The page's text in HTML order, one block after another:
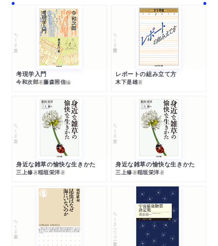
ちくま文庫
考現学入門
今和次郎著藤森照信編
ちくま学芸文庫
レポートの組み立て方
木下是雄著
ちくま文庫
身近な雑草の愉快な生きかた
三上修著稲垣栄洋著
ちくま文庫
身近な雑草の愉快な生きかた
三上修著稲垣栄洋著
ちくま新書 ちくまプリマー新書